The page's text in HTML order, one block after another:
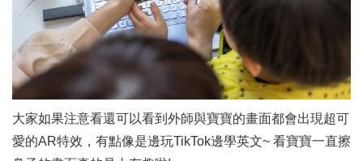
大家如果注意看還可以看到外師與寶寶的畫面都會出現超可
愛的AR特效，有點像是邊玩TikTok邊學英文~ 看寶寶一直擦